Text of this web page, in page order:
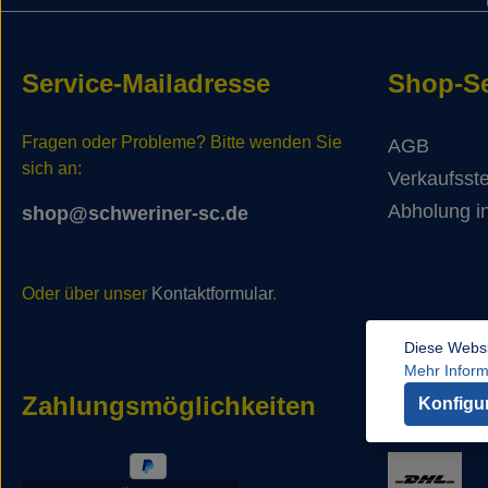
Service-Mailadresse
Fragen oder Probleme? Bitte wenden Sie
sich an:
shop@schweriner-sc.de
Oder über unser Kontaktformular.
Shop-
AGB
Abholung
Zahlungsmöglichkeiten
Diese
Mehr